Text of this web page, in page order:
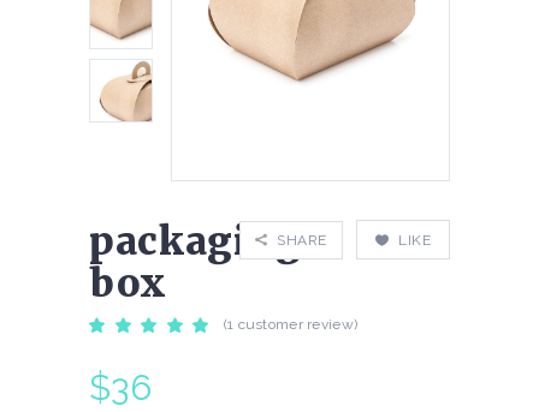
packaging
box
SHARE LIKE
Rated
of 5
based
on
1
(1 customer review)
$36